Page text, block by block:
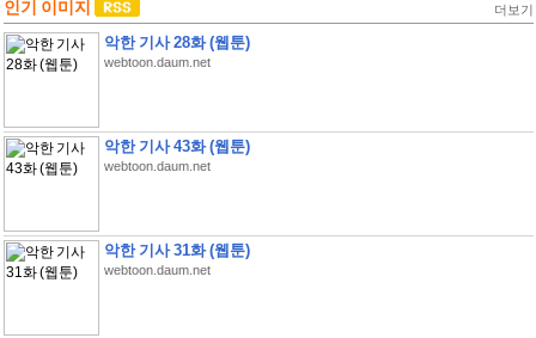
인기 이미지 더보기
악한 기사 28화 (웹툰)
webtoon.daum.net
악한 기사 43화 (웹툰)
webtoon.daum.net
악한 기사 31화 (웹툰)
webtoon.daum.net